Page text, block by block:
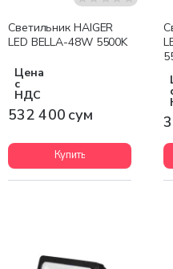
Светильник HAIGER
LED BELLA-48W 5500K
Цена
с
НДС
532 400 сум
Купить